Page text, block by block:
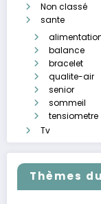
Non classé
sante
balance
bracelet
qualite-air
senior
sommeil
tensiometre
Tv
Thèmes